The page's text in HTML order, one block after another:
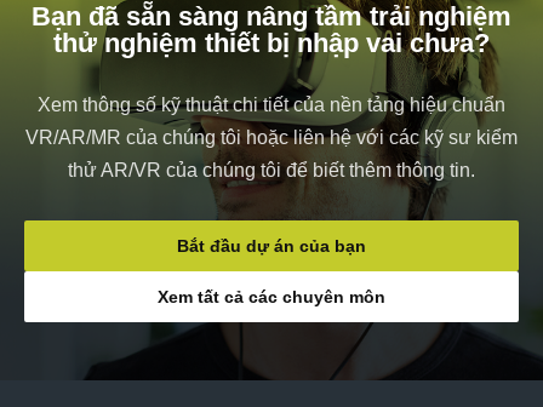
Bạn đã sẵn sàng nâng tầm trải nghiệm
thử nghiệm thiết bị nhập vai chưa?
Xem thông số kỹ thuật chi tiết của nền tảng hiệu chuẩn
VR/AR/MR của chúng tôi hoặc liên hệ với các kỹ sư kiểm
thử AR/VR của chúng tôi để biết thêm thông tin.
Bắt đầu dự án của bạn
Xem tất cả các chuyên môn